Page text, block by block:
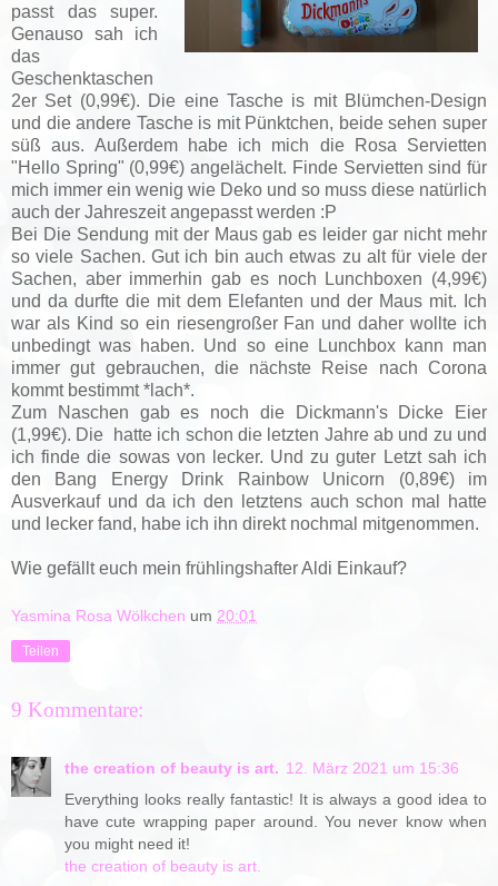
passt das super.
Genauso sah ich
das
Geschenktaschen
2er Set (0,99€). Die eine Tasche is mit Blümchen-Design
und die andere Tasche is mit Pünktchen, beide sehen super
süß aus. Außerdem habe ich mich die Rosa Servietten
"Hello Spring" (0,99€) angelächelt. Finde Servietten sind für
mich immer ein wenig wie Deko und so muss diese natürlich
auch der Jahreszeit angepasst werden :P
Bei Die Sendung mit der Maus gab es leider gar nicht mehr
so viele Sachen. Gut ich bin auch etwas zu alt für viele der
Sachen, aber immerhin gab es noch Lunchboxen (4,99€)
und da durfte die mit dem Elefanten und der Maus mit. Ich
war als Kind so ein riesengroßer Fan und daher wollte ich
unbedingt was haben. Und so eine Lunchbox kann man
immer gut gebrauchen, die nächste Reise nach Corona
kommt bestimmt *lach*.
Zum Naschen gab es noch die Dickmann's Dicke Eier
(1,99€). Die hatte ich schon die letzten Jahre ab und zu und
ich finde die sowas von lecker. Und zu guter Letzt sah ich
den Bang Energy Drink Rainbow Unicorn (0,89€) im
Ausverkauf und da ich den letztens auch schon mal hatte
und lecker fand, habe ich ihn direkt nochmal mitgenommen.
Wie gefällt euch mein frühlingshafter Aldi Einkauf?
Yasmina Rosa Wölkchen um 20:01
Teilen
9 Kommentare:
the creation of beauty is art. 12. März 2021 um 15:36
Everything looks really fantastic! It is always a good idea to
have cute wrapping paper around. You never know when
you might need it!
the creation of beauty is art.